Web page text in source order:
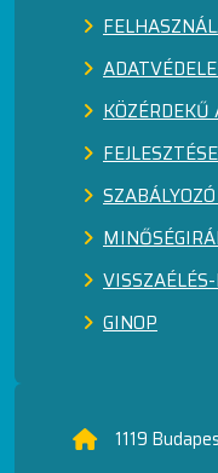
KÖZÉRDEKŰ
GINOP
1119